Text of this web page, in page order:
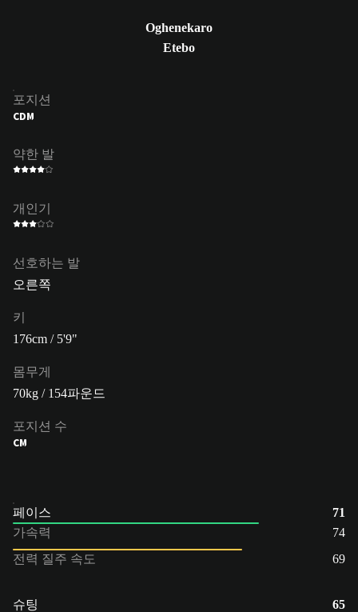
Oghenekaro
Etebo
포지션
CDM
약한 발
개인기
선호하는 발
오른쪽
키
176cm / 5'9"
몸무게
70kg / 154파운드
포지션 수
CM
페이스
71
가속력
74
전력 질주 속도
69
슈팅
65